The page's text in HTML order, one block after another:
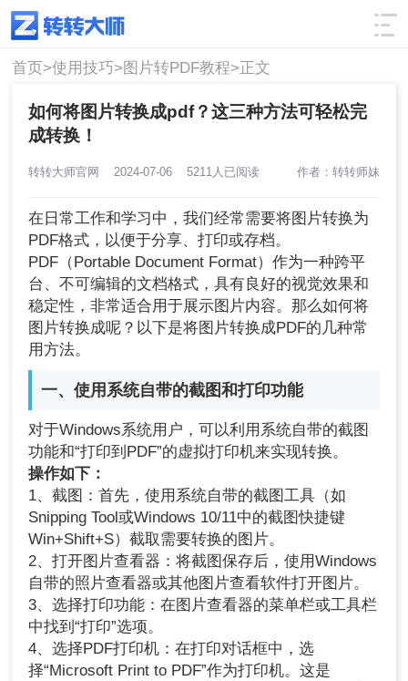
使用技巧 筛选
首页>使用技巧>图片转PDF教程>正文
如何将图片转换成pdf？这三种方法可轻松完
成转换！
转转大师官网 2024-07-06 5211人已阅读 作者：转转师妹
在日常工作和学习中，我们经常需要将图片转换为
PDF格式，以便于分享、打印或存档。
PDF（Portable Document Format）作为一种跨平
台、不可编辑的文档格式，具有良好的视觉效果和
稳定性，非常适合用于展示图片内容。那么如何将
图片转换成呢？以下是将图片转换成PDF的几种常
用方法。
一、使用系统自带的截图和打印功能
对于Windows系统用户，可以利用系统自带的截图
功能和“打印到PDF”的虚拟打印机来实现转换。
操作如下：
1、截图：首先，使用系统自带的截图工具（如
Snipping Tool或Windows 10/11中的截图快捷键
Win+Shift+S）截取需要转换的图片。
2、打开图片查看器：将截图保存后，使用Windows
自带的照片查看器或其他图片查看软件打开图片。
3、选择打印功能：在图片查看器的菜单栏或工具栏
中找到“打印”选项。
4、选择PDF打印机：在打印对话框中，选
择“Microsoft Print to PDF”作为打印机。这是